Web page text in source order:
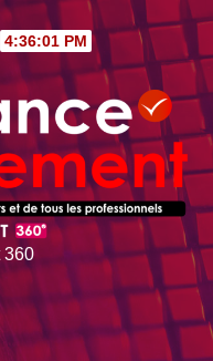
4:36:02 PM
360